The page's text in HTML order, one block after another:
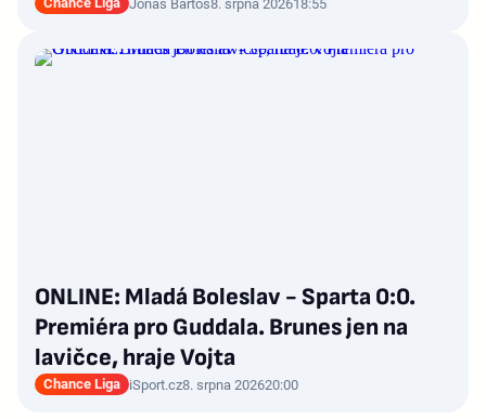
Jonáš Bartoš8. srpna 202618:55
ONLINE: Mladá Boleslav - Sparta 0:0.
Premiéra pro Guddala. Brunes jen na
lavičce, hraje Vojta
Chance Liga iSport.cz8. srpna 202620:00